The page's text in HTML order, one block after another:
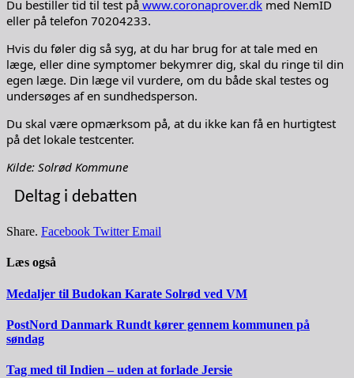
Du bestiller tid til test på www.coronaprover.dk med NemID
eller på telefon 70204233.
Hvis du føler dig så syg, at du har brug for at tale med en
læge, eller dine symptomer bekymrer dig, skal du ringe til din
egen læge. Din læge vil vurdere, om du både skal testes og
undersøges af en sundhedsperson.
Du skal være opmærksom på, at du ikke kan få en hurtigtest
på det lokale testcenter.
Kilde: Solrød Kommune
Deltag i debatten
Share. Facebook Twitter Email
Læs også
Medaljer til Budokan Karate Solrød ved VM
PostNord Danmark Rundt kører gennem kommunen på
søndag
Tag med til Indien – uden at forlade Jersie